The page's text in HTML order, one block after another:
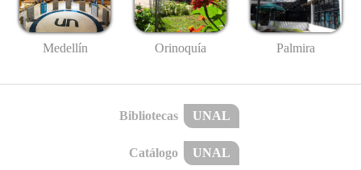
Medellín Orinoquía Palmira
Bibliotecas UNAL
Catálogo UNAL